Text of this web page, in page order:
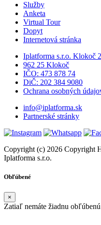
Služby
Anketa
Virtual Tour
Dopyt
Internetová stránka
Iplatforma s.r.o. Klokoč
962 25 Klokoč
IČO: 473 878 74
DiČ: 202 384 9080
Ochrana osobných
info@iplatforma.sk
Partnerské stránky
Copyright (c) 2026 Copyright
Iplatforma s.r.o.
Obľúbené
×
Zatiaľ nemáte žiadnu